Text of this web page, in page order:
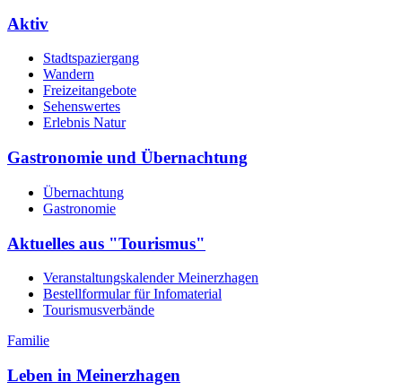
Aktiv
Stadtspaziergang
Wandern
Freizeitangebote
Sehenswertes
Erlebnis Natur
Gastronomie und Übernachtung
Übernachtung
Gastronomie
Aktuelles aus "Tourismus"
Veranstaltungskalender Meinerzhagen
Bestellformular für Infomaterial
Tourismusverbände
Familie
Leben in Meinerzhagen